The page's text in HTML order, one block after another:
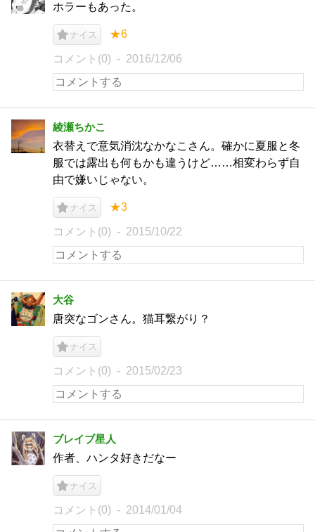
ホラーもあった。
ナイス ★6
コメント(0) 2016/12/06
綾瀬ちかこ
衣替えで意気消沈なかなこさん。確かに夏服と冬
服では露出も何もかも違うけど……相変わらず自
由で嫌いじゃない。
ナイス ★3
コメント(0) 2015/10/22
大谷
唐突なゴンさん。猫耳繋がり？
ナイス
コメント(0) 2015/02/23
ブレイブ星人
作者、ハンタ好きだなー
ナイス
コメント(0) 2014/01/04